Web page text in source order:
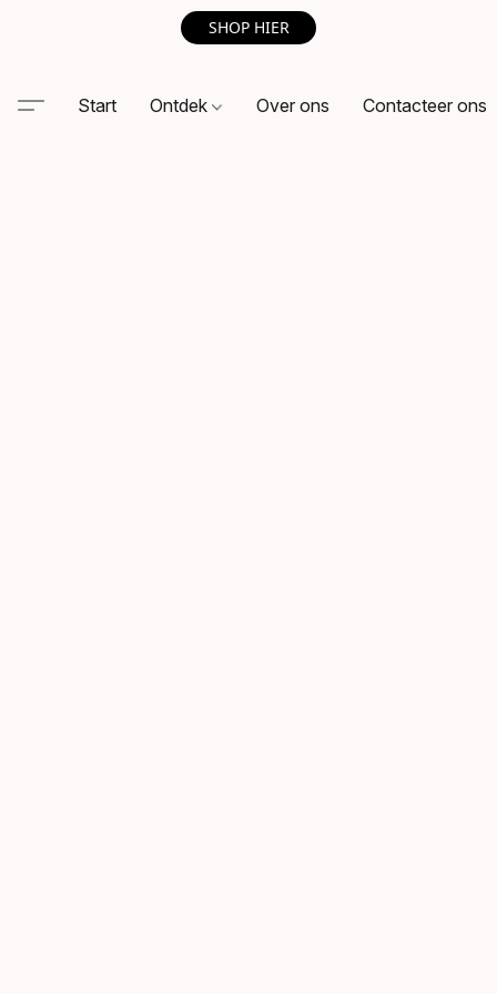
SHOP HIER
Start Ontdek Over ons Contacteer ons